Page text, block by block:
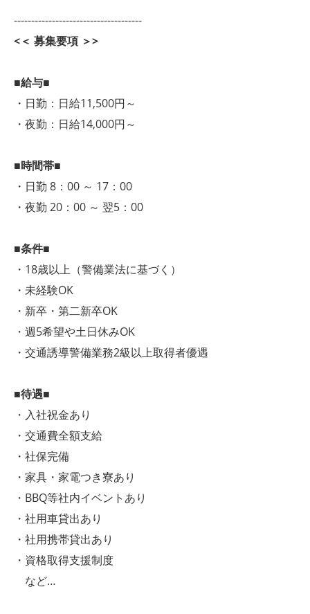
-------------------------------------
<＜ 募集要項 ＞>
■給与■
・日勤：日給11,500円～
・夜勤：日給14,000円～
■時間帯■
・日勤 8：00 ～ 17：00
・夜勤 20：00 ～ 翌5：00
■条件■
・18歳以上（警備業法に基づく）
・未経験OK
・新卒・第二新卒OK
・週5希望や土日休みOK
・交通誘導警備業務2級以上取得者優遇
■待遇■
・入社祝金あり
・交通費全額支給
・社保完備
・家具・家電つき寮あり
・BBQ等社内イベントあり
・社用車貸出あり
・社用携帯貸出あり
・資格取得支援制度
など…